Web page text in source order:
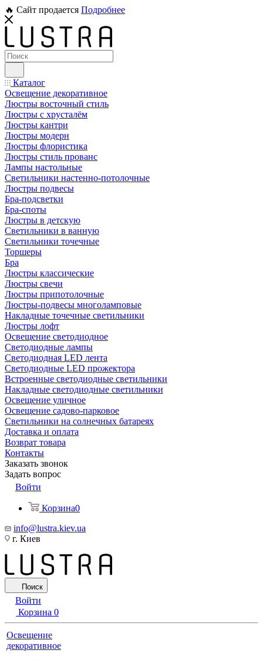
🔥 Сайт продается Подробнее
Каталог
Освещение декоративное
Люстры восточный стиль
Люстры с хрусталём
Люстры кантри
Люстры модерн
Люстры флористика
Люстры стиль прованс
Лампы настольные
Светильники настенно-потолочные
Люстры подвесы
Бра-подсветки
Бра-споты
Люстры в детскую
Светильники в ванную
Светильники точечные
Торшеры
Бра
Люстры классические
Люстры свечи
Люстры припотолочные
Люстры-подвесы многоламповые
Накладные точечные светильники
Люстры лофт
Освещение светодиодное
Светодиодные лампы
Светодиодная LED лента
Светодиодные LED прожектора
Встроенные светодиодные светильники
Накладные светодиодные светильники
Освещение уличное
Освещение садово-парковое
Светильники на солнечных батареях
Доставка и оплата
Возврат товара
Контакты
Заказать звонок
Задать вопрос
Войти
Корзина0
info@lustra.kiev.ua
г. Киев
Поиск
Войти
Корзина 0
Освещение
декоративное